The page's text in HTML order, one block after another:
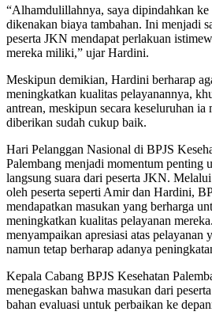
“Alhamdulillahnya, saya dipindahkan ke
dikenakan biaya tambahan. Ini menjadi
peserta JKN mendapat perlakuan
mereka miliki,” ujar Hardini.
Meskipun demikian, Hardini berharap
meningkatkan kualitas pelayanannya,
antrean, meskipun secara keseluruhan ia
diberikan sudah cukup baik.
Hari Pelanggan Nasional di BPJS
Palembang menjadi momentum penting
langsung suara dari peserta JKN.
oleh peserta seperti Amir dan Hardini,
mendapatkan masukan yang berharga
meningkatkan kualitas pelayanan
menyampaikan apresiasi atas pelayanan
namun tetap berharap adanya
Kepala Cabang BPJS Kesehatan
menegaskan bahwa masukan dari
bahan evaluasi untuk perbaikan ke